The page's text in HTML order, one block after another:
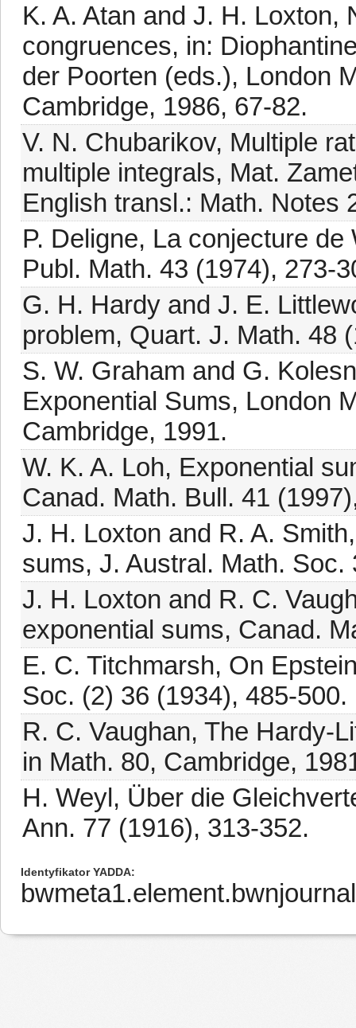
K. A. Atan and J. H. Loxton,
congruences, in:
der Poorten (eds.), London
Cambridge, 1986, 67-82.
V. N. Chubarikov, Multiple
multiple integrals, Mat.
English transl.: Math. Notes
P. Deligne, La conjecture
Publ. Math. 43 (1974), 273-
G. H. Hardy and J. E.
problem, Quart. J. Math. 48
S. W. Graham and G.
Exponential Sums, London
Cambridge, 1991.
W. K. A. Loh, Exponential
Canad. Math. Bull. 41
J. H. Loxton and R. A.
sums, J. Austral. Math. Soc.
J. H. Loxton and R. C.
exponential sums, Canad.
E. C. Titchmarsh, On
Soc. (2) 36 (1934), 485-500.
R. C. Vaughan, The Hardy-
in Math. 80, Cambridge,
H. Weyl, Über die
Ann. 77 (1916), 313-352.
Identyfikator YADDA